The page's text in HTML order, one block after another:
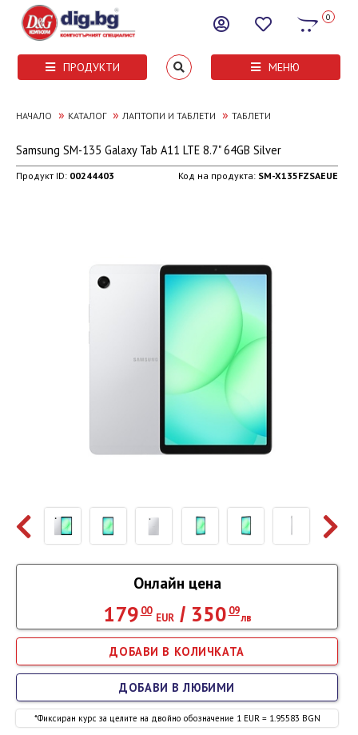
0
ПРОДУКТИ МЕНЮ
НАЧАЛО » КАТАЛОГ » ЛАПТОПИ И ТАБЛЕТИ » ТАБЛЕТИ
Samsung SM-135 Galaxy Tab A11 LTE 8.7" 64GB Silver
Продукт ID: 00244403 Код на продукта: SM-X135FZSAEUE
Онлайн цена
179 00
EUR/ 350 09
лв
*Фиксиран курс за целите на двойно обозначение 1 EUR = 1.95583 BGN
ДОБАВИ В ЛЮБИМИ